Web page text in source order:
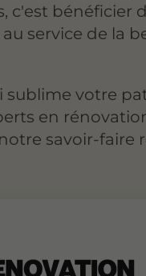
c'est bénéficier
service de la
sublime votre
en
savoir-faire